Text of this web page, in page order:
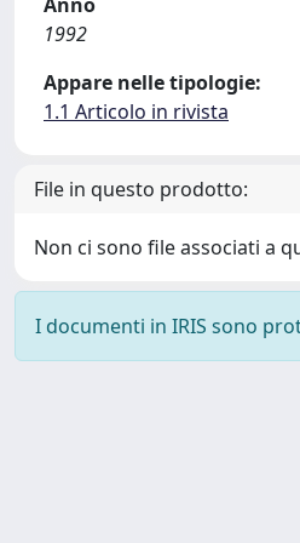
1992
Appare nelle tipologie:
1.1 Articolo in rivista
File in questo prodotto:
Non ci sono file associati a
I documenti in IRIS sono